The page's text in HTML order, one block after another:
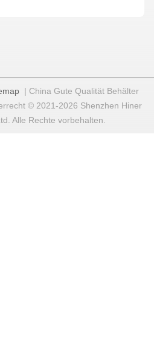
| China Gute Qualität Behälter
© 2021-2026 Shenzhen Hiner
Alle Rechte vorbehalten.